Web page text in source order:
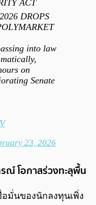
ACT
DROPS
into law
on
Senate
23, 2026
โอกาสร่วงทะลุพื้น
มั่นของนักลงทุนเพิ่ง